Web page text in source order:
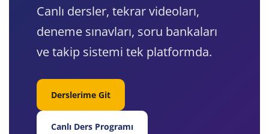
Canlı dersler, tekrar videoları,
deneme sınavları, soru bankaları
ve takip sistemi tek platformda.
Derslerime Git
Canlı Ders Programı